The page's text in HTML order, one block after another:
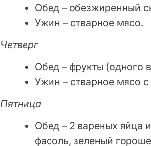
Обед – обезжиренный
Ужин – отварное мясо.
Четверг
Обед – фрукты (одного
Ужин – отварное мясо с
Пятница
Обед – 2 вареных яйца
фасоль, зеленый